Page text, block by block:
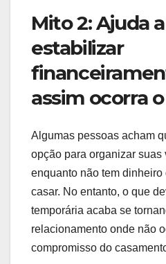
Mito 2: Ajuda
estabilizar
assim ocorra
Algumas pessoas acham
opção para organizar suas
enquanto não tem
casar. No entanto, o que
temporária acaba se
relacionamento onde não
compromisso do